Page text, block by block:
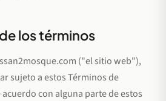
los términos
("el sitio web"),
sujeto a estos Términos de
con alguna parte de estos